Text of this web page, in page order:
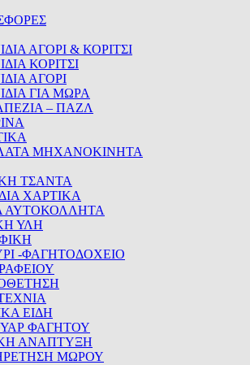
ΑΓΟΡΙ & ΚΟΡΙΤΣΙ
ΚΟΡΙΤΣΙ
ΑΓΟΡΙ
ΓΙΑ ΜΩΡΑ
– ΠΑΖΛ
ΜΗΧΑΝΟΚΙΝΗΤΑ
ΤΣΑΝΤΑ
ΧΑΡΤΙΚΑ
ΑΥΤΟΚΟΛΛΗΤΑ
ΥΛΗ
-ΦΑΓΗΤΟΔΟΧΕΙΟ
ΕΙΔΗ
ΦΑΓΗΤΟΥ
ΑΝΑΠΤΥΞΗ
ΜΩΡΟΥ